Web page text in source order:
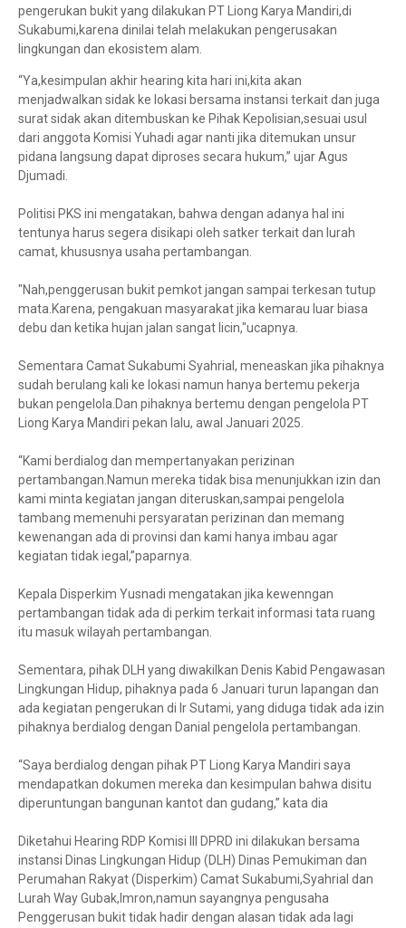
pengerukan bukit yang dilakukan PT Liong Karya Mandiri,di
Sukabumi,karena dinilai telah melakukan pengerusakan
lingkungan dan ekosistem alam.
“Ya,kesimpulan akhir hearing kita hari ini,kita akan
menjadwalkan sidak ke lokasi bersama instansi terkait dan juga
surat sidak akan ditembuskan ke Pihak Kepolisian,sesuai usul
dari anggota Komisi Yuhadi agar nanti jika ditemukan unsur
pidana langsung dapat diproses secara hukum,” ujar Agus
Djumadi.
Politisi PKS ini mengatakan, bahwa dengan adanya hal ini
tentunya harus segera disikapi oleh satker terkait dan lurah
camat, khususnya usaha pertambangan.
"Nah,penggerusan bukit pemkot jangan sampai terkesan tutup
mata.Karena, pengakuan masyarakat jika kemarau luar biasa
debu dan ketika hujan jalan sangat licin,"ucapnya.
Sementara Camat Sukabumi Syahrial, meneaskan jika pihaknya
sudah berulang kali ke lokasi namun hanya bertemu pekerja
bukan pengelola.Dan pihaknya bertemu dengan pengelola PT
Liong Karya Mandiri pekan lalu, awal Januari 2025.
“Kami berdialog dan mempertanyakan perizinan
pertambangan.Namun mereka tidak bisa menunjukkan izin dan
kami minta kegiatan jangan diteruskan,sampai pengelola
tambang memenuhi persyaratan perizinan dan memang
kewenangan ada di provinsi dan kami hanya imbau agar
kegiatan tidak iegal,”paparnya.
Kepala Disperkim Yusnadi mengatakan jika kewenngan
pertambangan tidak ada di perkim terkait informasi tata ruang
itu masuk wilayah pertambangan.
Sementara, pihak DLH yang diwakilkan Denis Kabid Pengawasan
Lingkungan Hidup, pihaknya pada 6 Januari turun lapangan dan
ada kegiatan pengerukan di Ir Sutami, yang diduga tidak ada izin
pihaknya berdialog dengan Danial pengelola pertambangan.
“Saya berdialog dengan pihak PT Liong Karya Mandiri saya
mendapatkan dokumen mereka dan kesimpulan bahwa disitu
diperuntungan bangunan kantot dan gudang,” kata dia
Diketahui Hearing RDP Komisi III DPRD ini dilakukan bersama
instansi Dinas Lingkungan Hidup (DLH) Dinas Pemukiman dan
Perumahan Rakyat (Disperkim) Camat Sukabumi,Syahrial dan
Lurah Way Gubak,Imron,namun sayangnya pengusaha
Penggerusan bukit tidak hadir dengan alasan tidak ada lagi